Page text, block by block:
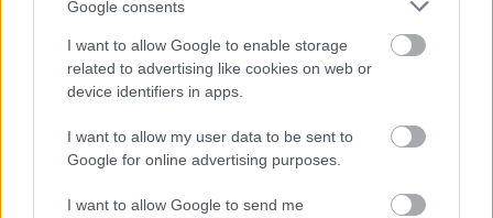
Google consents
I want to allow Google to enable storage
related to advertising like cookies on web or
device identifiers in apps.
I want to allow my user data to be sent to
Google for online advertising purposes.
I want to allow Google to send me